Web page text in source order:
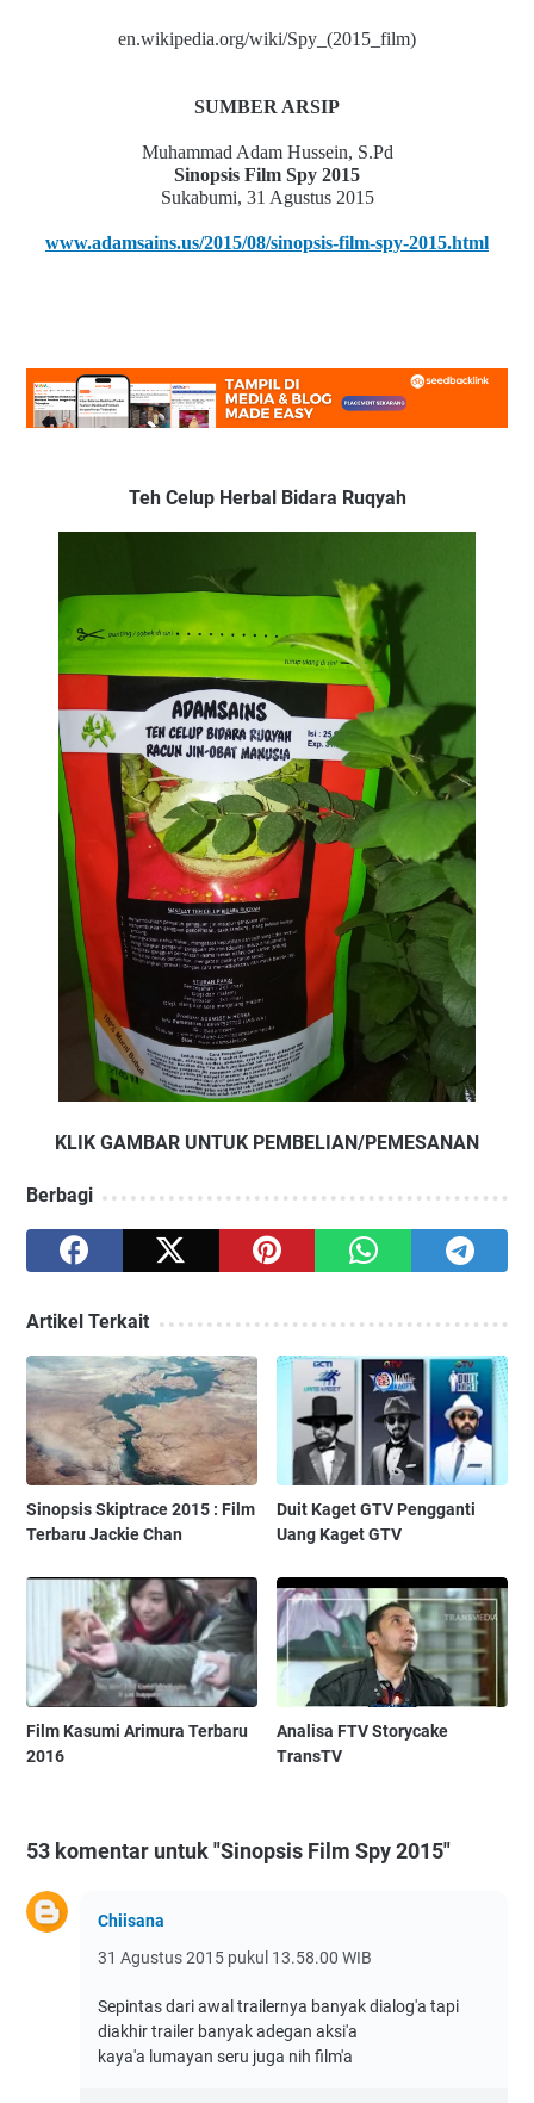
en.wikipedia.org/wiki/Spy_(2015_film)
SUMBER ARSIP
Muhammad Adam Hussein, S.Pd
Sinopsis Film Spy 2015
Sukabumi, 31 Agustus 2015
www.adamsains.us/2015/08/sinopsis-film-spy-2015.html
Teh Celup Herbal Bidara Ruqyah
KLIK GAMBAR UNTUK PEMBELIAN/PEMESANAN
Berbagi
Artikel Terkait
Sinopsis Skiptrace 2015 : Film
Terbaru Jackie Chan
Duit Kaget GTV Pengganti
Uang Kaget GTV
Film Kasumi Arimura Terbaru
2016
Analisa FTV Storycake
TransTV
53 komentar untuk "Sinopsis Film Spy 2015"
Chiisana
31 Agustus 2015 pukul 13.58.00 WIB
Sepintas dari awal trailernya banyak dialog'a tapi
diakhir trailer banyak adegan aksi'a
kaya'a lumayan seru juga nih film'a